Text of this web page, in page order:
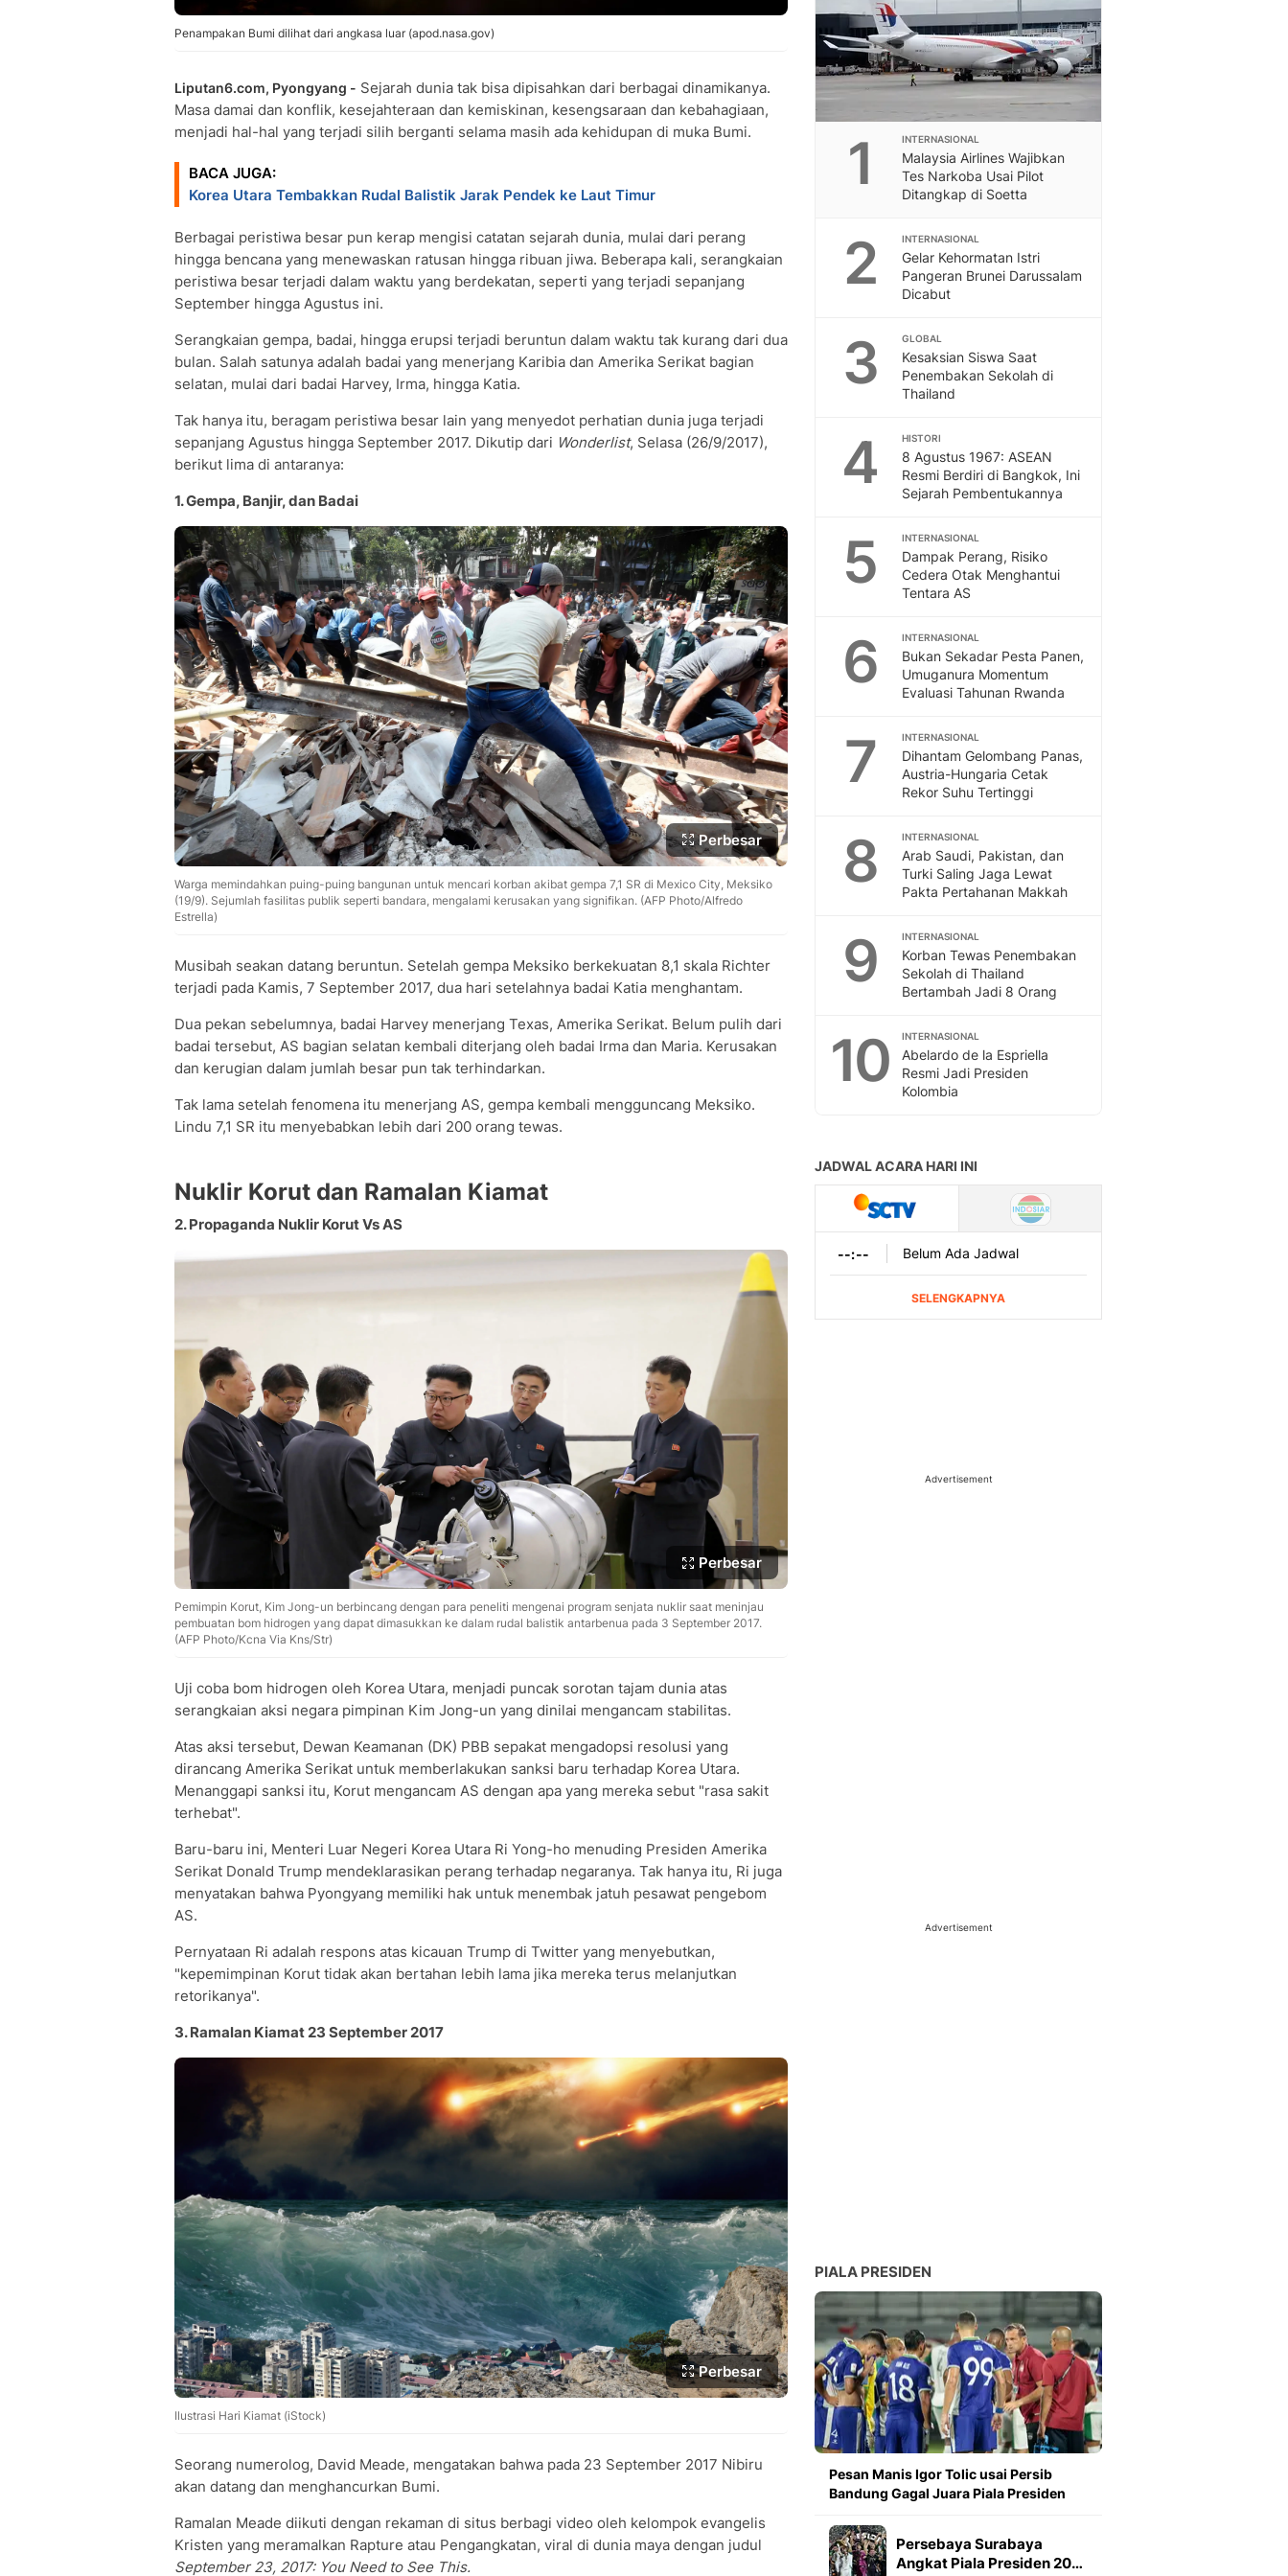
Penampakan Bumi dilihat dari angkasa luar (apod.nasa.gov)
Liputan6.com, Pyongyang - Sejarah dunia tak bisa dipisahkan dari berbagai dinamikanya.
Masa damai dan konflik, kesejahteraan dan kemiskinan, kesengsaraan dan kebahagiaan,
menjadi hal-hal yang terjadi silih berganti selama masih ada kehidupan di muka Bumi.
BACA JUGA:
Korea Utara Tembakkan Rudal Balistik Jarak Pendek ke Laut Timur
Berbagai peristiwa besar pun kerap mengisi catatan sejarah dunia, mulai dari perang
hingga bencana yang menewaskan ratusan hingga ribuan jiwa. Beberapa kali, serangkaian
peristiwa besar terjadi dalam waktu yang berdekatan, seperti yang terjadi sepanjang
September hingga Agustus ini.
Serangkaian gempa, badai, hingga erupsi terjadi beruntun dalam waktu tak kurang dari dua
bulan. Salah satunya adalah badai yang menerjang Karibia dan Amerika Serikat bagian
selatan, mulai dari badai Harvey, Irma, hingga Katia.
Tak hanya itu, beragam peristiwa besar lain yang menyedot perhatian dunia juga terjadi
sepanjang Agustus hingga September 2017. Dikutip dari Wonderlist, Selasa (26/9/2017),
berikut lima di antaranya:
1. Gempa, Banjir, dan Badai
Perbesar
Warga memindahkan puing-puing bangunan untuk mencari korban akibat gempa 7,1 SR di Mexico City, Meksiko
(19/9). Sejumlah fasilitas publik seperti bandara, mengalami kerusakan yang signifikan. (AFP Photo/Alfredo
Estrella)
Musibah seakan datang beruntun. Setelah gempa Meksiko berkekuatan 8,1 skala Richter
terjadi pada Kamis, 7 September 2017, dua hari setelahnya badai Katia menghantam.
Dua pekan sebelumnya, badai Harvey menerjang Texas, Amerika Serikat. Belum pulih dari
badai tersebut, AS bagian selatan kembali diterjang oleh badai Irma dan Maria. Kerusakan
dan kerugian dalam jumlah besar pun tak terhindarkan.
Tak lama setelah fenomena itu menerjang AS, gempa kembali mengguncang Meksiko.
Lindu 7,1 SR itu menyebabkan lebih dari 200 orang tewas.
Nuklir Korut dan Ramalan Kiamat
2. Propaganda Nuklir Korut Vs AS
Perbesar
Pemimpin Korut, Kim Jong-un berbincang dengan para peneliti mengenai program senjata nuklir saat meninjau
pembuatan bom hidrogen yang dapat dimasukkan ke dalam rudal balistik antarbenua pada 3 September 2017.
(AFP Photo/Kcna Via Kns/Str)
Uji coba bom hidrogen oleh Korea Utara, menjadi puncak sorotan tajam dunia atas
serangkaian aksi negara pimpinan Kim Jong-un yang dinilai mengancam stabilitas.
Atas aksi tersebut, Dewan Keamanan (DK) PBB sepakat mengadopsi resolusi yang
dirancang Amerika Serikat untuk memberlakukan sanksi baru terhadap Korea Utara.
Menanggapi sanksi itu, Korut mengancam AS dengan apa yang mereka sebut "rasa sakit
terhebat".
Baru-baru ini, Menteri Luar Negeri Korea Utara Ri Yong-ho menuding Presiden Amerika
Serikat Donald Trump mendeklarasikan perang terhadap negaranya. Tak hanya itu, Ri juga
menyatakan bahwa Pyongyang memiliki hak untuk menembak jatuh pesawat pengebom
AS.
Pernyataan Ri adalah respons atas kicauan Trump di Twitter yang menyebutkan,
"kepemimpinan Korut tidak akan bertahan lebih lama jika mereka terus melanjutkan
retorikanya".
3. Ramalan Kiamat 23 September 2017
Perbesar
Ilustrasi Hari Kiamat (iStock)
Seorang numerolog, David Meade, mengatakan bahwa pada 23 September 2017 Nibiru
akan datang dan menghancurkan Bumi.
Ramalan Meade diikuti dengan rekaman di situs berbagi video oleh kelompok evangelis
Kristen yang meramalkan Rapture atau Pengangkatan, viral di dunia maya dengan judul
September 23, 2017: You Need to See This.
1 INTERNASIONAL
Malaysia Airlines Wajibkan
Tes Narkoba Usai Pilot
Ditangkap di Soetta
2 INTERNASIONAL
Gelar Kehormatan Istri
Pangeran Brunei Darussalam
Dicabut
3 GLOBAL
Kesaksian Siswa Saat
Penembakan Sekolah di
Thailand
4 HISTORI
8 Agustus 1967: ASEAN
Resmi Berdiri di Bangkok, Ini
Sejarah Pembentukannya
5 INTERNASIONAL
Dampak Perang, Risiko
Cedera Otak Menghantui
Tentara AS
6 INTERNASIONAL
Bukan Sekadar Pesta Panen,
Umuganura Momentum
Evaluasi Tahunan Rwanda
7 INTERNASIONAL
Dihantam Gelombang Panas,
Austria-Hungaria Cetak
Rekor Suhu Tertinggi
8 INTERNASIONAL
Arab Saudi, Pakistan, dan
Turki Saling Jaga Lewat
Pakta Pertahanan Makkah
9 INTERNASIONAL
Korban Tewas Penembakan
Sekolah di Thailand
Bertambah Jadi 8 Orang
10 INTERNASIONAL
Abelardo de la Espriella
Resmi Jadi Presiden
Kolombia
Advertisement
Advertisement
PIALA PRESIDEN
Pesan Manis Igor Tolic usai Persib
Bandung Gagal Juara Piala Presiden
Persebaya Surabaya
Angkat Piala Presiden 20…